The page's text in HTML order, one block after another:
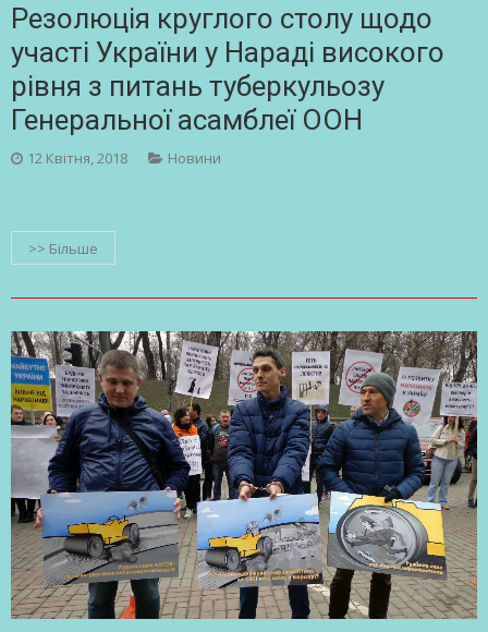
Резолюція круглого столу щодо
участі України у Нараді високого
рівня з питань туберкульозу
Генеральної асамблеї ООН
12 Квітня, 2018 Новини
>> Більше